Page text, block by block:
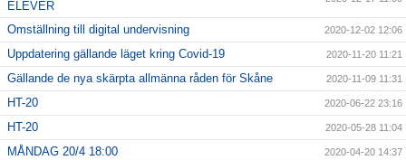
ELEVER
Omställning till digital undervisning 2020-12-02 12:06
Uppdatering gällande läget kring Covid-19 2020-11-20 11:21
Gällande de nya skärpta allmänna råden för Skåne 2020-11-09 11:31
HT-20 2020-06-22 23:16
HT-20 2020-05-28 11:04
MÅNDAG 20/4 18:00 2020-04-20 14:37